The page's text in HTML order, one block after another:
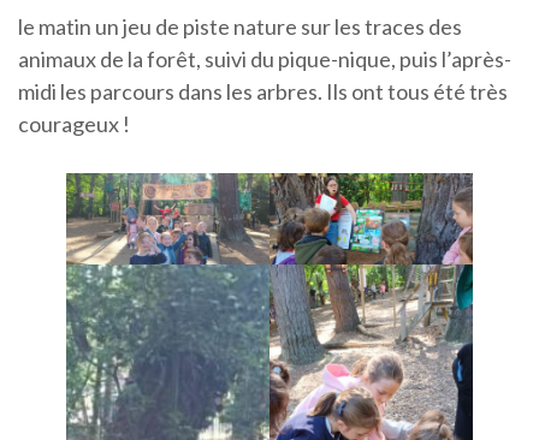
le matin un jeu de piste nature sur les traces des
animaux de la forêt, suivi du pique-nique, puis l’après-
midi les parcours dans les arbres. Ils ont tous été très
courageux !